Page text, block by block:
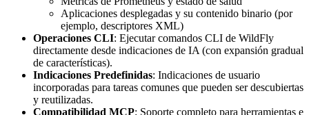
Aplicaciones desplegadas y su contenido binario (por
ejemplo, descriptores XML)
Operaciones CLI: Ejecutar comandos CLI de WildFly
directamente desde indicaciones de IA (con expansión gradual
de características).
Indicaciones Predefinidas: Indicaciones de usuario
incorporadas para tareas comunes que pueden ser descubiertas
y reutilizadas.
Compatibilidad MCP: Soporte completo para herramientas e